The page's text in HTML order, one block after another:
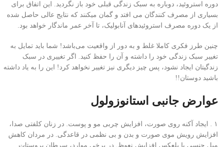
دوره استروئید، دوباره به سبک زندگی‌ قبلی‌ خود باز نگردید. این اتفاق برای
بسیاری از مصرف کنندگان می افتد و گمان میکنند که نتایج عالی‌ حاصل شده
از یک دوره مصرف استروئید‌های آنابولیک، تا آخر عمر ماندگار خواهد بود.
چنین طرز فکری کاملا غلط و به دور از واقعیت می‌باشد! شما باید تمایل به
تغییر سبک زندگی‌ خود را داشته و آن را حفظ کنید. اگر تغییری در سبک
زندگیتان ایجاد نشود، پس چیز دیگری نیز تغییر نخواهد کرد! این را به یاد داشته
باشید دوستان!!
عوارض جانبی استانوزولول
۱ . ایجاد آکنه روی صورت، افزایش چربی‌ مو و پوست. در زنان کلفتی‌ صدا،
افزایش رویش موی صورت و بدن و بی‌ نظمی در قاعدگی. در مردان کاهش
میل جنسی‌ یا بلعکس افزایش نعوظ. در برخی‌ موارد، سرطان پروستات